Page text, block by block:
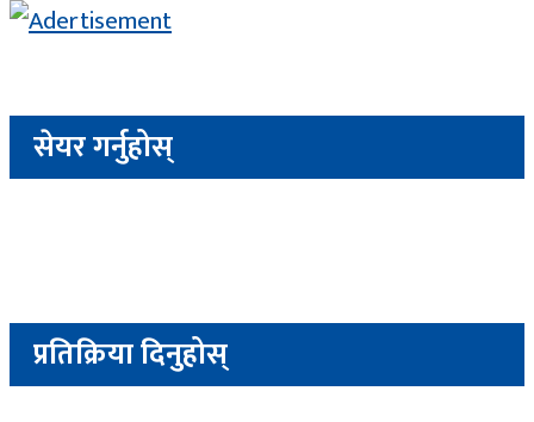
सेयर गर्नुहोस्
प्रतिक्रिया दिनुहोस्